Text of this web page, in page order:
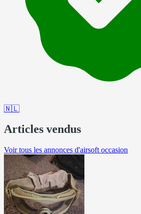
🇳🇱
Articles vendus
Voir tous les annonces d'airsoft occasion